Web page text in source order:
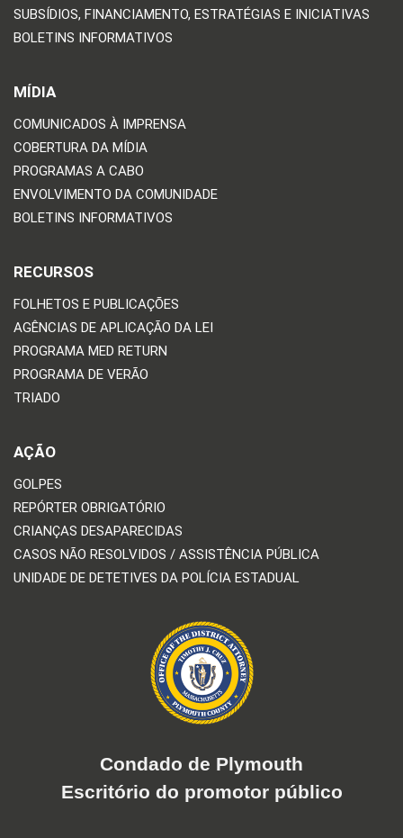
SUBSÍDIOS, FINANCIAMENTO, ESTRATÉGIAS E INICIATIVAS
BOLETINS INFORMATIVOS
MÍDIA
COMUNICADOS À IMPRENSA
COBERTURA DA MÍDIA
PROGRAMAS A CABO
ENVOLVIMENTO DA COMUNIDADE
BOLETINS INFORMATIVOS
RECURSOS
FOLHETOS E PUBLICAÇÕES
AGÊNCIAS DE APLICAÇÃO DA LEI
PROGRAMA MED RETURN
PROGRAMA DE VERÃO
TRIADO
AÇÃO
GOLPES
REPÓRTER OBRIGATÓRIO
CRIANÇAS DESAPARECIDAS
CASOS NÃO RESOLVIDOS / ASSISTÊNCIA PÚBLICA
UNIDADE DE DETETIVES DA POLÍCIA ESTADUAL
Condado de Plymouth
Escritório do promotor público